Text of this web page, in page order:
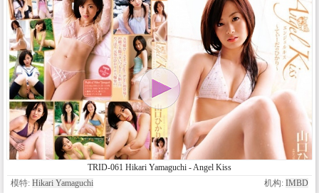
TRID-061 Hikari Yamaguchi - Angel Kiss
模特: Hikari Yamaguchi 机构: IMBD